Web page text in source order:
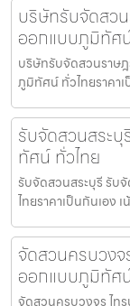
บริษัทรับจัดสว
ออกแบบภูมิทัศ
บริษัทรับจัดสวนราษ
ภูมิทัศน์ ทั่วไทยราคา
รับจัดสวนสระ
ทัศน์ ทั่วไทย
รับจัดสวนสระบุรี รั
ไทยราคาเป็นกันเอง
จัดสวนครบวง
ออกแบบภูมิทัศ
จัดสวนครบวงจร ไท